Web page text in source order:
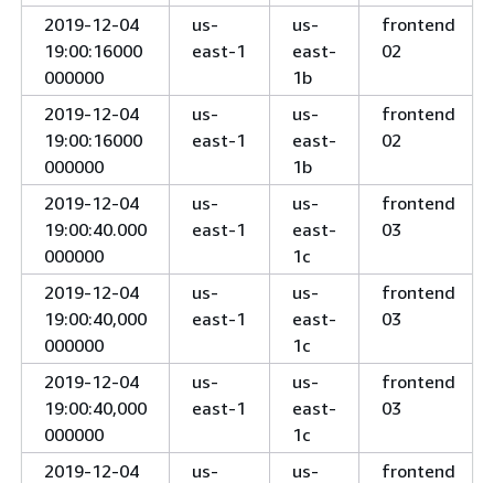
2019-12-04
19:00:16000
000000
us-
east-1
us-
east-
1b
frontend
02
2019-12-04
19:00:16000
000000
us-
east-1
us-
east-
1b
frontend
02
2019-12-04
19:00:40.000
000000
us-
east-1
us-
east-
1c
frontend
03
2019-12-04
19:00:40,000
000000
us-
east-1
us-
east-
1c
frontend
03
2019-12-04
19:00:40,000
000000
us-
east-1
us-
east-
1c
frontend
03
2019-12-04
us-
us-
frontend